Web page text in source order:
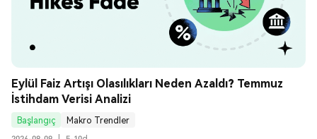
Eylül Faiz Artışı Olasılıkları Neden Azaldı? Temmuz
İstihdam Verisi Analizi
Başlangıç
Makro Trendler